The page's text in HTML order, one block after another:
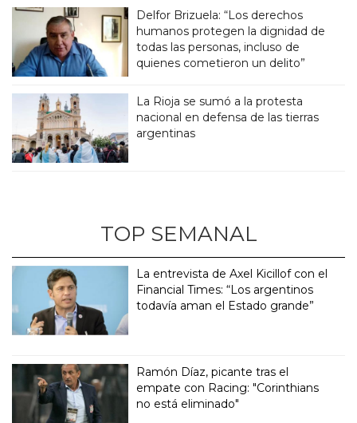
Delfor Brizuela: “Los derechos
humanos protegen la dignidad de
todas las personas, incluso de
quienes cometieron un delito”
La Rioja se sumó a la protesta
nacional en defensa de las tierras
argentinas
TOP SEMANAL
La entrevista de Axel Kicillof con el
Financial Times: “Los argentinos
todavía aman el Estado grande”
Ramón Díaz, picante tras el
empate con Racing: "Corinthians
no está eliminado"